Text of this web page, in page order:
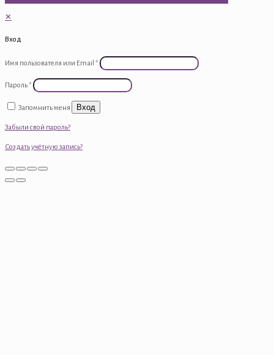
✕
Вход
Имя пользователя или Email *
Пароль*
Запомнить меня Вход
Забыли свой пароль?
Создать учётную запись?